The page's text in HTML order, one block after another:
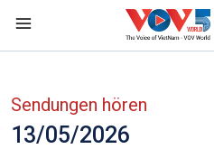
Sendungen hören
13/05/2026